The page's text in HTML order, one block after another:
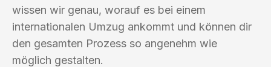
wissen wir genau, worauf es bei einem
internationalen Umzug ankommt und können dir
den gesamten Prozess so angenehm wie
möglich gestalten.